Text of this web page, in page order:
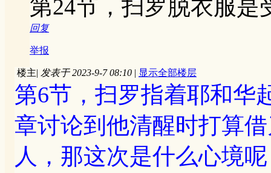
第24节，扫罗脱衣服
回复
举报
楼主| 发表于 2023-9-7 08:10 | 显示全部楼层
第6节，扫罗指着耶和华
章讨论到他清醒时打算
人，那这次是什么心境